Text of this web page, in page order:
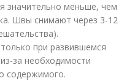
значительно меньше, чем
Швы снимают через 3-12
при развившемся
за необходимости
содержимого.